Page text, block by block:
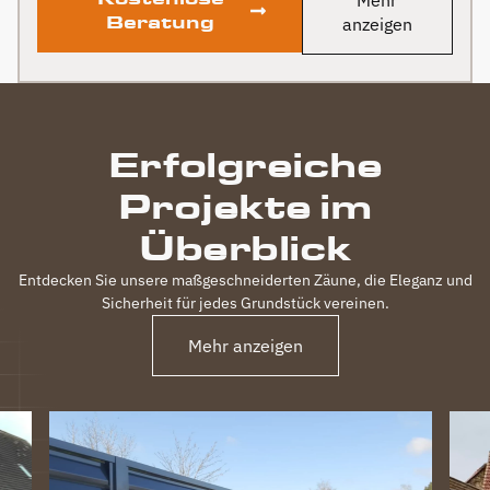
Beratung
anzeigen
Erfolgreiche
Projekte im
Überblick
Entdecken Sie unsere maßgeschneiderten Zäune, die Eleganz und
Sicherheit für jedes Grundstück vereinen.
Mehr anzeigen